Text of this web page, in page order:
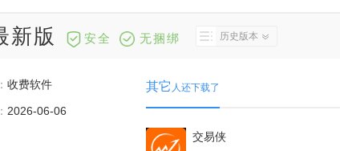
新版 安全 无捆绑 历史版本
收费软件
2026-06-06
其它 人还下载了
交易侠